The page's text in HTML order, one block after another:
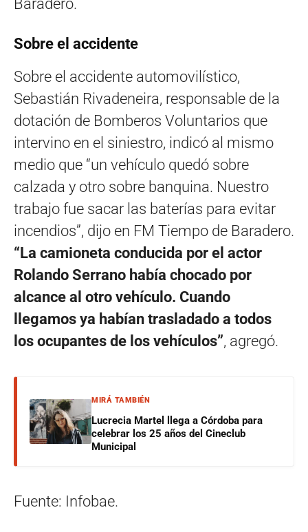
Baradero.
Sobre el accidente
Sobre el accidente automovilístico,
Sebastián Rivadeneira, responsable de la
dotación de Bomberos Voluntarios que
intervino en el siniestro, indicó al mismo
medio que “un vehículo quedó sobre
calzada y otro sobre banquina. Nuestro
trabajo fue sacar las baterías para evitar
incendios”, dijo en FM Tiempo de Baradero.
“La camioneta conducida por el actor
Rolando Serrano había chocado por
alcance al otro vehículo. Cuando
llegamos ya habían trasladado a todos
los ocupantes de los vehículos”, agregó.
MIRÁ TAMBIÉN
Lucrecia Martel llega a Córdoba para
celebrar los 25 años del Cineclub
Municipal
Fuente: Infobae.